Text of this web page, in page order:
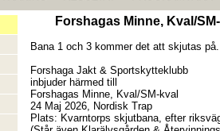
Forshagas Minne, Kval/
Bana 1 och 3 kommer det att skjutas på.
Forshaga Jakt & Sportskytteklubb
inbjuder härmed till
Forshagas Minne, Kval/SM-kval
24 Maj 2026, Nordisk Trap
Plats: Kvarntorps skjutbana, efter